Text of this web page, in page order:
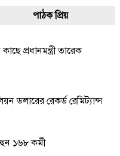
পাঠক প্রিয়
প্রধানমন্ত্রী তারেক
ডলারের রেকর্ড রেমিট্যান্স
১৬৮ কর্মী